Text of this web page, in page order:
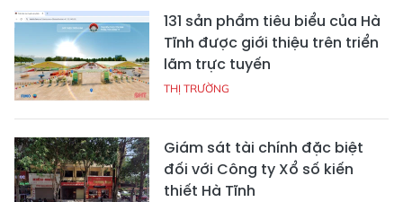
131 sản phẩm tiêu biểu của Hà
Tĩnh được giới thiệu trên triển
lãm trực tuyến
THỊ TRƯỜNG
Giám sát tài chính đặc biệt
đối với Công ty Xổ số kiến
thiết Hà Tĩnh